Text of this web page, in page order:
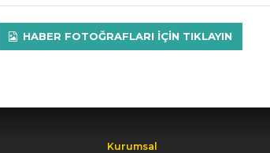
HABER FOTOĞRAFLARI IÇIN TIKLAYIN
Kurumsal